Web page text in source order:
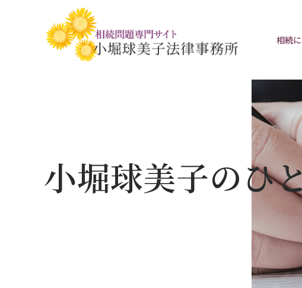
相続
相談関連書式ダウンロード
小堀球美子のひ